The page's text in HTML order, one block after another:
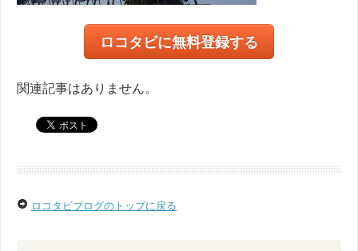
ロコタビに無料登録する
関連記事はありません。
ロコタビブログのトップに戻る